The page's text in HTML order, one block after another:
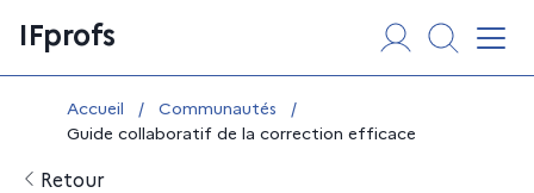
au
contenu
IFprofs
Vous êtes ici :
Accueil / Communautés
/
Guide collaboratif de la correction efficace
Retour